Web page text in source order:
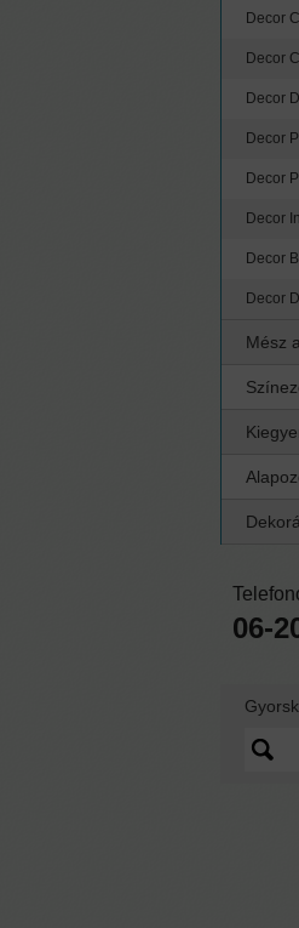
Decor
Decor
Decor
Decor
Decor
Decor
Decor
Decor
Mész
06-